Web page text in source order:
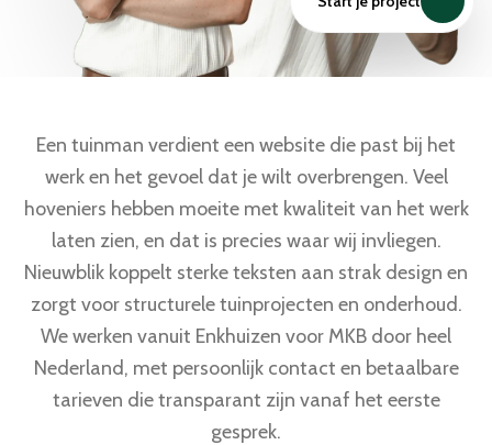
Een tuinman verdient een website die past bij het
werk en het gevoel dat je wilt overbrengen. Veel
hoveniers hebben moeite met kwaliteit van het werk
laten zien, en dat is precies waar wij invliegen.
Nieuwblik koppelt sterke teksten aan strak design en
zorgt voor structurele tuinprojecten en onderhoud.
We werken vanuit Enkhuizen voor MKB door heel
Nederland, met persoonlijk contact en betaalbare
tarieven die transparant zijn vanaf het eerste
gesprek.